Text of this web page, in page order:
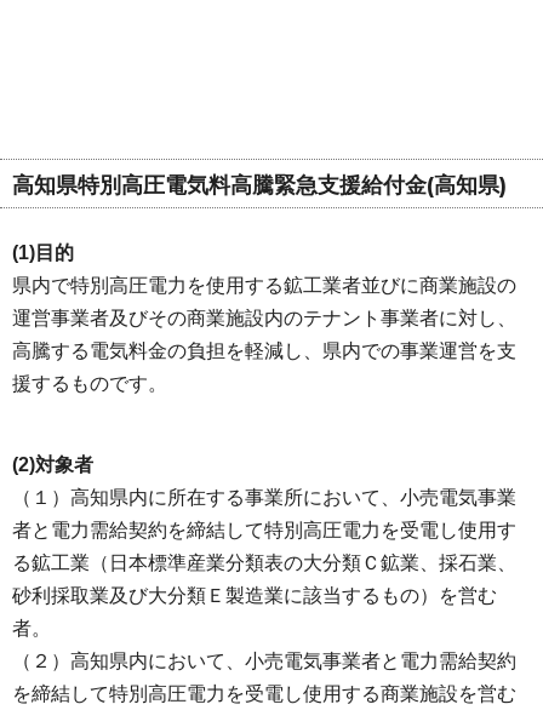
高知県特別高圧電気料高騰緊急支援給付金(高知県)
(1)目的
県内で特別高圧電力を使用する鉱工業者並びに商業施設の
運営事業者及びその商業施設内のテナント事業者に対し、
高騰する電気料金の負担を軽減し、県内での事業運営を支
援するものです。
(2)対象者
（１）高知県内に所在する事業所において、小売電気事業
者と電力需給契約を締結して特別高圧電力を受電し使用す
る鉱工業（日本標準産業分類表の大分類Ｃ鉱業、採石業、
砂利採取業及び大分類Ｅ製造業に該当するもの）を営む
者。
（２）高知県内において、小売電気事業者と電力需給契約
を締結して特別高圧電力を受電し使用する商業施設を営む